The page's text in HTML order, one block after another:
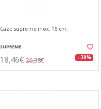
Cazo supreme inox. 16 cm.
SUPREME
18,46€ 26,38€ - 30%